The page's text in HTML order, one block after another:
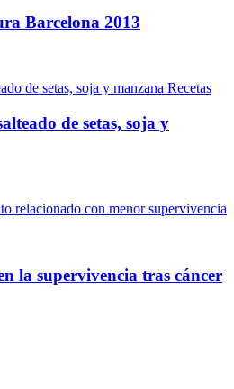
Barcelona 2013
Recetas
de setas, soja y
la supervivencia tras cáncer